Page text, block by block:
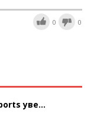
0 0
уве...